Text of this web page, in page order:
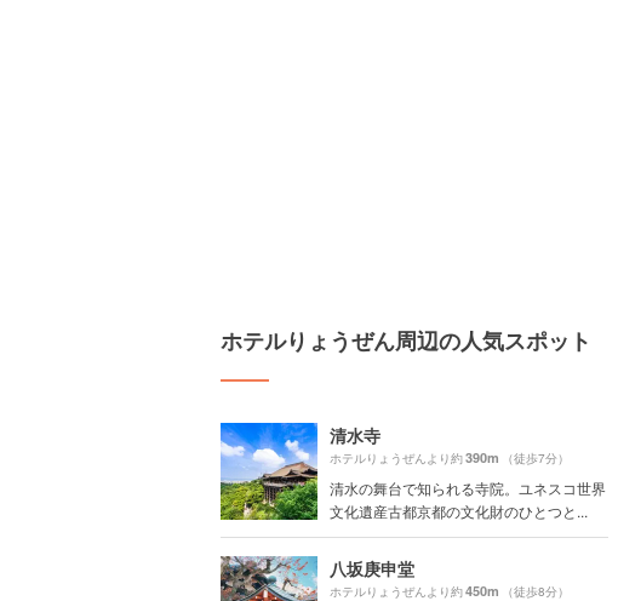
ホテルりょうぜん周辺の人気スポット
清水寺
ホテルりょうぜんより約390m （徒歩7分）
清水の舞台で知られる寺院。ユネスコ世界
文化遺産古都京都の文化財のひとつと...
八坂庚申堂
ホテルりょうぜんより約450m （徒歩8分）